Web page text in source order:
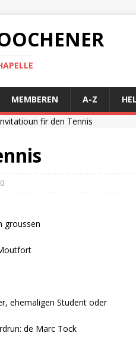
MEMBEREN A-Z
fir den Tennis
0
groussen
ehemaligen Student oder
de Marc Tock